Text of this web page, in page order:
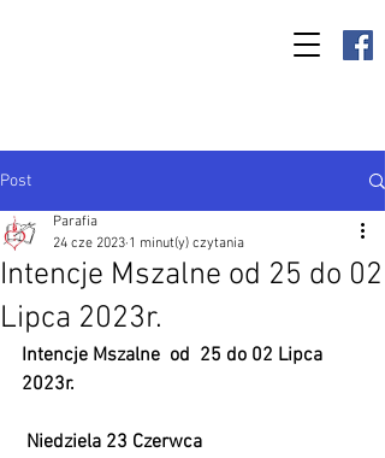
Post
Intencje Mszalne od 25 do 02
Lipca 2023r.
Parafia
24 cze 2023 1 minut(y) czytania
Intencje Mszalne  od  25 do 02 Lipca
2023r.
Niedziela 23 Czerwca